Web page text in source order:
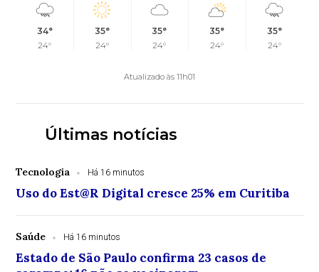
34°
24°
35°
24°
35°
24°
35°
24°
35°
24°
Atualizado às 11h01
Últimas notícias
Tecnologia Há 16 minutos
Uso do Est@R Digital cresce 25% em Curitiba
Saúde Há 16 minutos
Estado de São Paulo confirma 23 casos de